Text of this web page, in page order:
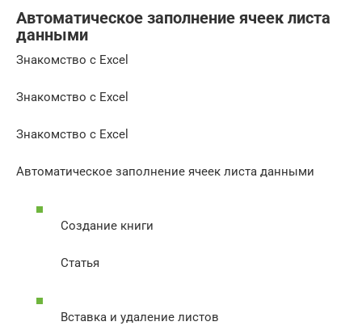
Автоматическое заполнение ячеек листа
данными
Знакомство с Excel
Знакомство с Excel
Знакомство с Excel
Автоматическое заполнение ячеек листа данными
Создание книги
Статья
Вставка и удаление листов